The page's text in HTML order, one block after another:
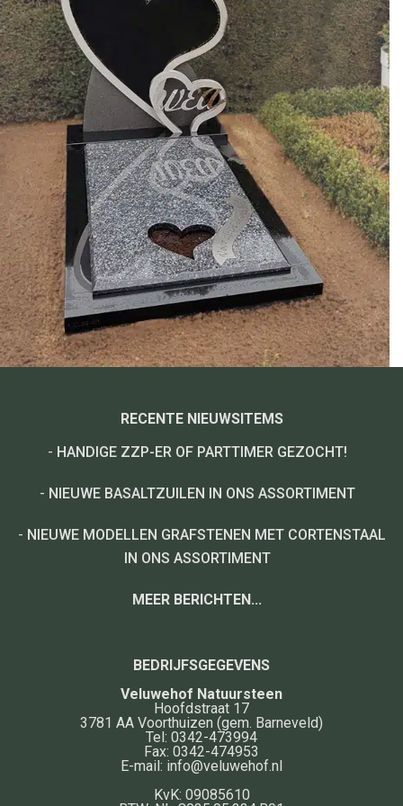
BEDRIJFSGEGEVENS
Veluwehof Natuursteen
Hoofdstraat 17
3781 AA Voorthuizen (gem. Barneveld)
Tel: 0342-473994
Fax: 0342-474953
E-mail: info@veluwehof.nl
KvK: 09085610
RECENTE NIEUWSITEMS
- HANDIGE ZZP-ER OF PARTTIMER GEZOCHT!
- NIEUWE BASALTZUILEN IN ONS ASSORTIMENT
- NIEUWE MODELLEN GRAFSTENEN MET CORTENSTAAL
IN ONS ASSORTIMENT
MEER BERICHTEN...